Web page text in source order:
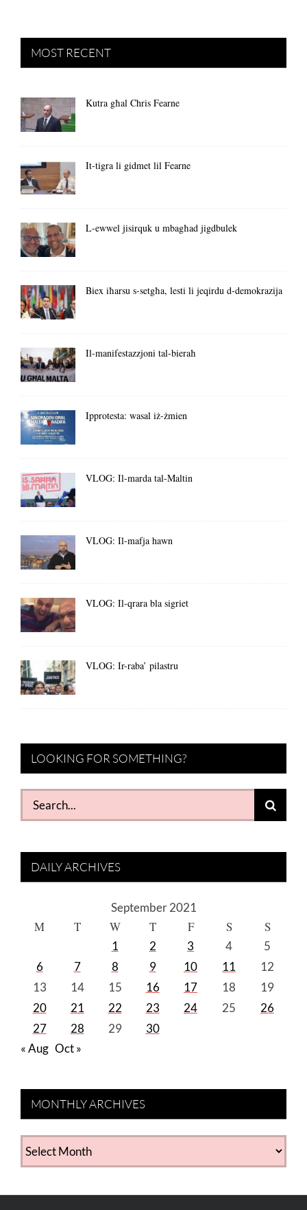
MOST RECENT
Kutra għal Chris Fearne
It-tigra li gidmet lil Fearne
L-ewwel jisirquk u mbagħad jigdbulek
Biex iħarsu s-setgħa, lesti li jeqirdu d-demokrazija
Il-manifestazzjoni tal-bieraħ
Ipprotesta: wasal iż-żmien
VLOG: Il-marda tal-Maltin
VLOG: Il-mafja hawn
VLOG: Il-qrara bla sigriet
VLOG: Ir-raba’ pilastru
LOOKING FOR SOMETHING?
Search
for:
DAILY ARCHIVES
September 2021
M T W T F S S
1 2 3 4
5
6
7 8 9 10 11
12
13
14 15 16 17 18
19
20
21 22 23 24 25
26
27
28 29
30
« Aug Oct »
MONTHLY ARCHIVES
MONTHLY
ARCHIVES